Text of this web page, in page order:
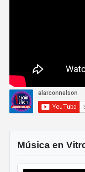
Música en